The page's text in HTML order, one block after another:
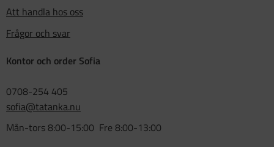
Att handla hos oss
Frågor och svar
Kontor och order Sofia
0708-254 405
sofia@tatanka.nu
Mån-tors 8:00-15:00 Fre 8:00-13:00